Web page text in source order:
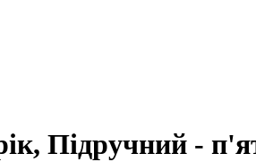
Підручний -